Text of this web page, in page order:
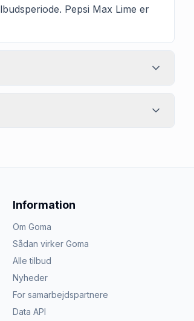
Pepsi Max Lime er
Information
Om Goma
Sådan virker Goma
Alle tilbud
Nyheder
For samarbejdspartnere
Data API